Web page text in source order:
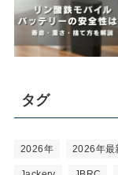
タグ
2026年 2026年最